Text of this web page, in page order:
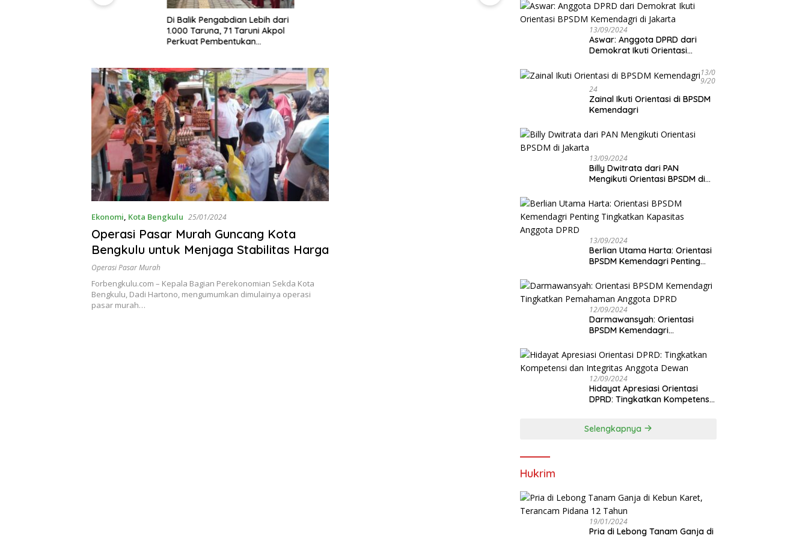
Di Balik Pengabdian Lebih dari
1.000 Taruna, 71 Taruni Akpol
Perkuat Pembentukan
‎PBSI Bengkulu Gelar Hydroplus
17–22 Agustus, Atlet dari
Seluruh Indonesia Siap
Ekonomi, Kota Bengkulu 25/01/2024
Operasi Pasar Murah Guncang Kota
Bengkulu untuk Menjaga Stabilitas Harga
Operasi Pasar Murah
Forbengkulu.com – Kepala Bagian Perekonomian Sekda Kota
Bengkulu, Dadi Hartono, mengumumkan dimulainya operasi
pasar murah…
13/09/2024
Aswar: Anggota DPRD dari
Demokrat Ikuti Orientasi
13/0
9/20
24
Zainal Ikuti Orientasi di BPSDM
Kemendagri
13/09/2024
Billy Dwitrata dari PAN
Mengikuti Orientasi BPSDM di
13/09/2024
Berlian Utama Harta: Orientasi
BPSDM Kemendagri Penting
DPRD
12/09/2024
Darmawansyah: Orientasi
BPSDM Kemendagri
Anggota DPRD
12/09/2024
Hidayat Apresiasi Orientasi
DPRD: Tingkatkan Kompetensi
Selengkapnya
Hukrim
19/01/2024
Pria di Lebong Tanam Ganja di